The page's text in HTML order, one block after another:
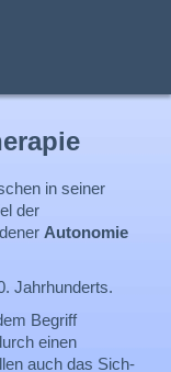
in seiner
der
Autonomie
Jahrhunderts.
Begriff
einen
auch das Sich-